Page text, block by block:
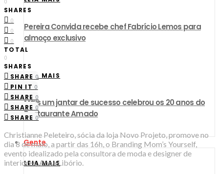
Pereira Convida recebe chef Fabrício Lemos para
almoço exclusivo
LEIA MAIS
Mais um jantar de sucesso celebrou os 20 anos do
Restaurante Amado
Gente
LEIA MAIS
0
SHARES
0
0
0
TOTAL
0
SHARES
SHARE 0
PIN IT 0
SHARE 0
SHARE 0
SHARE 0
Christianne Peleteiro, sócia da loja Novo Projeto, promove no
dia 8 de maio, a partir das 16h, o Branding Mom’s Yourself,
evento idealizado pela consultora de moda e designer de
interiores, Anna Libório.